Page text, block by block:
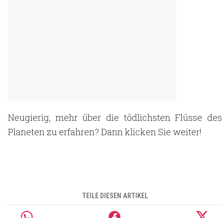
Neugierig, mehr über die tödlichsten Flüsse des
Planeten zu erfahren? Dann klicken Sie weiter!
TEILE DIESEN ARTIKEL